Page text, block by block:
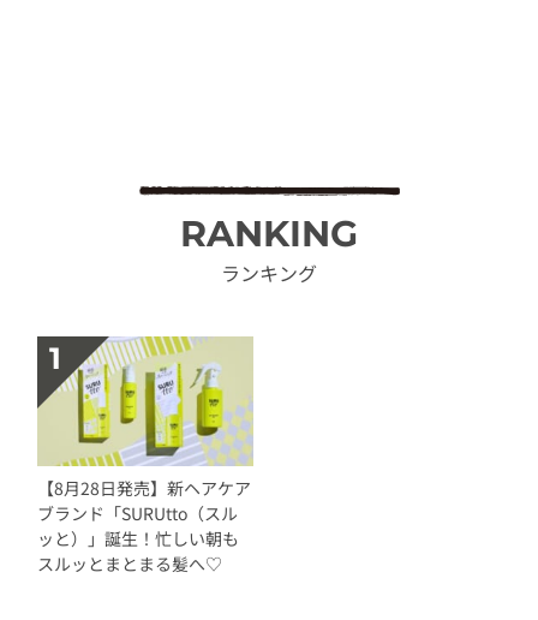
RANKING
ランキング
【8月28日発売】新ヘアケア
ブランド「SURUtto（スル
ッと）」誕生！忙しい朝も
スルッとまとまる髪へ♡